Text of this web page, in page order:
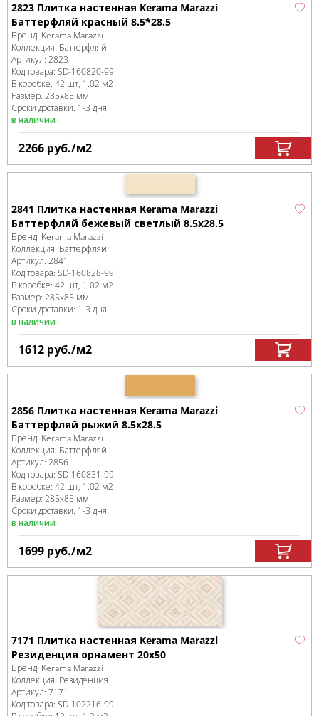
2823 Плитка настенная Kerama Marazzi
Баттерфляй красный 8.5*28.5
Бренд: Kerama Marazzi
Коллекция: Баттерфляй
Артикул: 2823
Код товара: SD-160820-99
В коробке: 42 шт, 1.02 м2
Размер: 285x85 мм
Сроки доставки: 1-3 дня
в наличии
2266 руб./м2
2841 Плитка настенная Kerama Marazzi
Баттерфляй бежевый светлый 8.5х28.5
Бренд: Kerama Marazzi
Коллекция: Баттерфляй
Артикул: 2841
Код товара: SD-160828-99
В коробке: 42 шт, 1.02 м2
Размер: 285x85 мм
Сроки доставки: 1-3 дня
в наличии
1612 руб./м2
2856 Плитка настенная Kerama Marazzi
Баттерфляй рыжий 8.5х28.5
Бренд: Kerama Marazzi
Коллекция: Баттерфляй
Артикул: 2856
Код товара: SD-160831-99
В коробке: 42 шт, 1.02 м2
Размер: 285x85 мм
Сроки доставки: 1-3 дня
в наличии
1699 руб./м2
7171 Плитка настенная Kerama Marazzi
Резиденция орнамент 20х50
Бренд: Kerama Marazzi
Коллекция: Резиденция
Артикул: 7171
Код товара: SD-102216-99